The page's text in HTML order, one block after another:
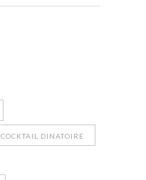
COCKTAIL DINATOIRE